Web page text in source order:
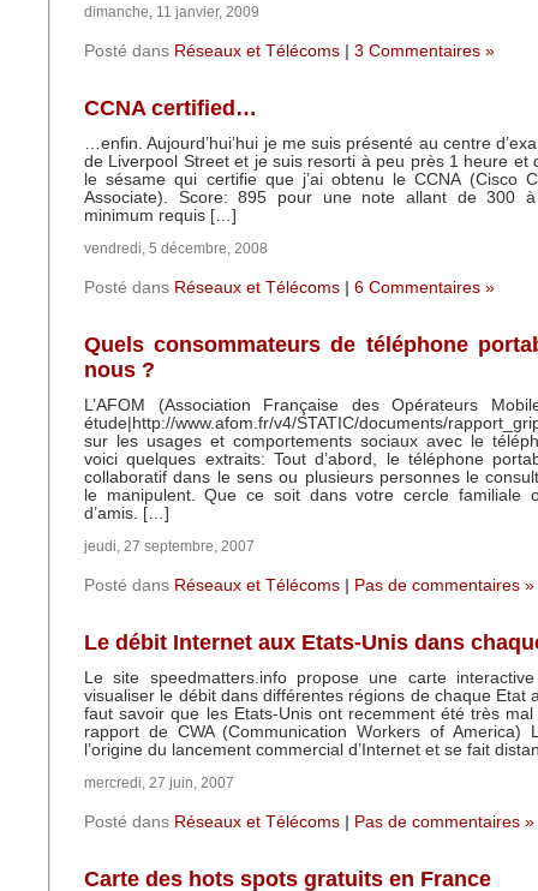
dimanche, 11 janvier, 2009
Posté dans Réseaux et Télécoms 3 Commentaires »
CCNA certified…
…enfin. Aujourd’hui’hui je me suis présenté au centre
de Liverpool Street et je suis resorti à peu près 1 heure et
le sésame qui certifie que j’ai obtenu le CCNA (Cisco
Associate). Score: 895 pour une note allant de 300
minimum requis […]
vendredi, 5 décembre, 2008
Posté dans Réseaux et Télécoms 6 Commentaires »
Quels consommateurs de téléphone
nous ?
L’AFOM (Association Française des Opérateurs
étude|http://www.afom.fr/v4/STATIC/documents/
sur les usages et comportements sociaux avec le
voici quelques extraits: Tout d’abord, le téléphone
collaboratif dans le sens ou plusieurs personnes le
le manipulent. Que ce soit dans votre cercle familiale
d’amis. […]
jeudi, 27 septembre, 2007
Posté dans Réseaux et Télécoms Pas de commentaires »
Le débit Internet aux Etats-Unis dans
Le site speedmatters.info propose une carte
visualiser le débit dans différentes régions de chaque Etat
faut savoir que les Etats-Unis ont recemment été très
rapport de CWA (Communication Workers of America)
l’origine du lancement commercial d’Internet et se fait
mercredi, 27 juin, 2007
Posté dans Réseaux et Télécoms Pas de commentaires »
Carte des hots spots gratuits en France